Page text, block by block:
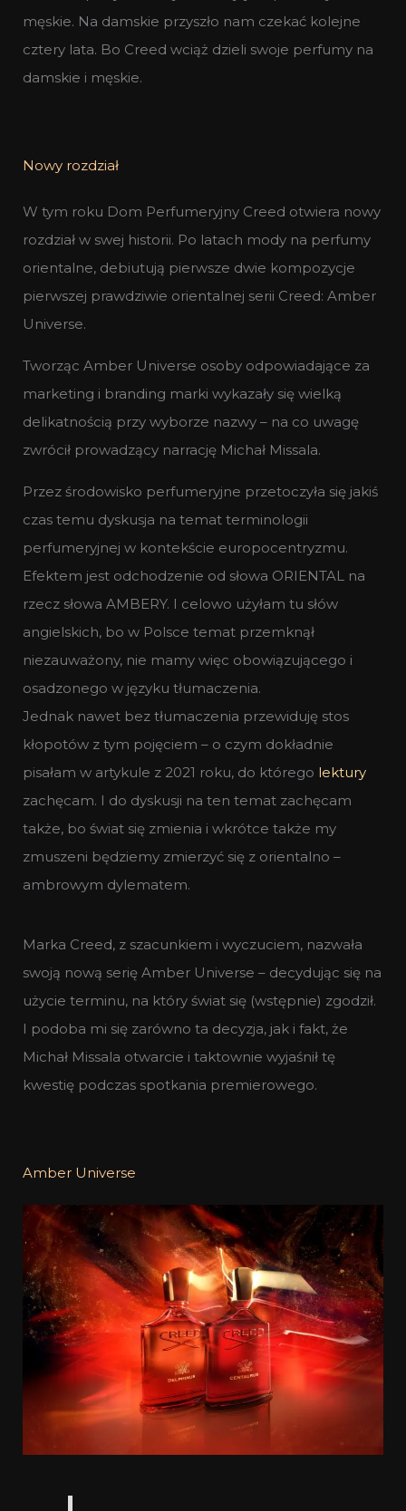
męskie. Na damskie przyszło nam czekać kolejne
cztery lata. Bo Creed wciąż dzieli swoje perfumy na
damskie i męskie.
Nowy rozdział
W tym roku Dom Perfumeryjny Creed otwiera nowy
rozdział w swej historii. Po latach mody na perfumy
orientalne, debiutują pierwsze dwie kompozycje
pierwszej prawdziwie orientalnej serii Creed: Amber
Universe.
Tworząc Amber Universe osoby odpowiadające za
marketing i branding marki wykazały się wielką
delikatnością przy wyborze nazwy – na co uwagę
zwrócił prowadzący narrację Michał Missala.
Przez środowisko perfumeryjne przetoczyła się jakiś
czas temu dyskusja na temat terminologii
perfumeryjnej w kontekście europocentryzmu.
Efektem jest odchodzenie od słowa ORIENTAL na
rzecz słowa AMBERY. I celowo użyłam tu słów
angielskich, bo w Polsce temat przemknął
niezauważony, nie mamy więc obowiązującego i
osadzonego w języku tłumaczenia.
Jednak nawet bez tłumaczenia przewiduję stos
kłopotów z tym pojęciem – o czym dokładnie
pisałam w artykule z 2021 roku, do którego lektury
zachęcam. I do dyskusji na ten temat zachęcam
także, bo świat się zmienia i wkrótce także my
zmuszeni będziemy zmierzyć się z orientalno –
ambrowym dylematem.
Marka Creed, z szacunkiem i wyczuciem, nazwała
swoją nową serię Amber Universe – decydując się na
użycie terminu, na który świat się (wstępnie) zgodził.
I podoba mi się zarówno ta decyzja, jak i fakt, że
Michał Missala otwarcie i taktownie wyjaśnił tę
kwestię podczas spotkania premierowego.
Amber Universe